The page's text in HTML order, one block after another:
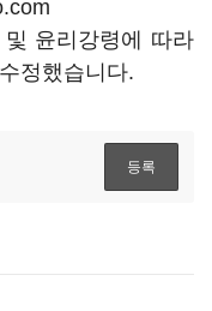
윤리강령에 따라
정했습니다.